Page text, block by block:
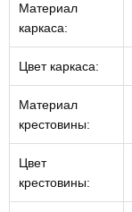
Материал
каркаса:
Цвет каркаса:
Материал
крестовины:
Цвет
крестовины: